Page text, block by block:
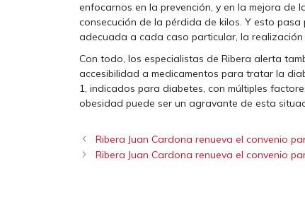
enfocarnos en la prevención, y en la mejora
consecución de la pérdida de kilos. Y esto
adecuada a cada caso particular, la
Con todo, los especialistas de Ribera alerta
accesibilidad a medicamentos para tratar la
1, indicados para diabetes, con múltiples
obesidad puede ser un agravante de esta
Ribera Juan Cardona renueva el convenio
Ribera Juan Cardona renueva el convenio